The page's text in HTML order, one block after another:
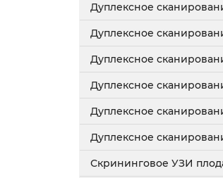
Дуплексное
Дуплексное
Дуплексное
Дуплексное
Дуплексное
Дуплексное
Скрининговое УЗИ плода